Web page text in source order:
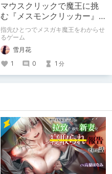
マウスクリックで魔王に挑
む『メスモンクリッカー』
体験版プレイしてみた
指先ひとつでメスガキ魔王をわからせ
るゲーム
雪月花
1
0 1 分